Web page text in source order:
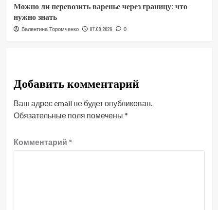
Можно ли перевозить варенье через границу: что
нужно знать
Валентина Торомченко 07.08.2026 0
Добавить комментарий
Ваш адрес email не будет опубликован.
Обязательные поля помечены *
Комментарий *